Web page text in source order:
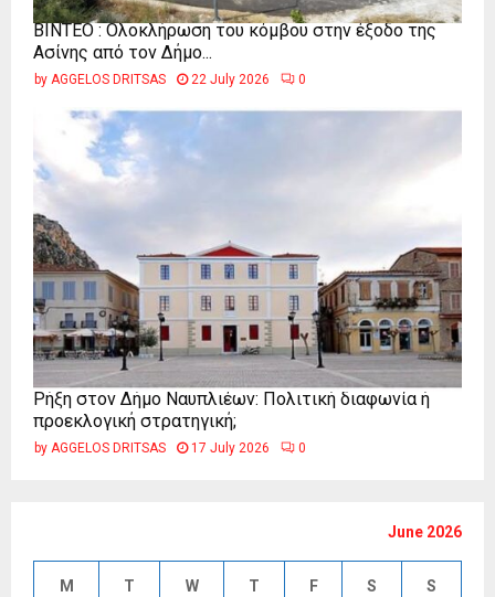
ΒΙΝΤΕΟ : Ολοκλήρωση του κόμβου στην έξοδο της
Ασίνης από τον Δήμο...
by AGGELOS DRITSAS 22 July 2026 0
Ρήξη στον Δήμο Ναυπλιέων: Πολιτική διαφωνία ή
προεκλογική στρατηγική;
by AGGELOS DRITSAS 17 July 2026 0
June 2026
M T W T F S S